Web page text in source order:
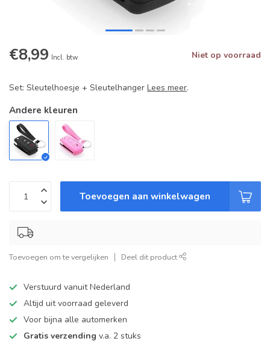
€8,99 Incl. btw Niet op voorraad
Set: Sleutelhoesje + Sleutelhanger Lees meer.
Andere kleuren
Toevoegen aan winkelwagen
Toevoegen om te vergelijken Deel dit product
Verstuurd vanuit Nederland
Altijd uit voorraad geleverd
Voor bijna alle automerken
Gratis verzending v.a. 2 stuks